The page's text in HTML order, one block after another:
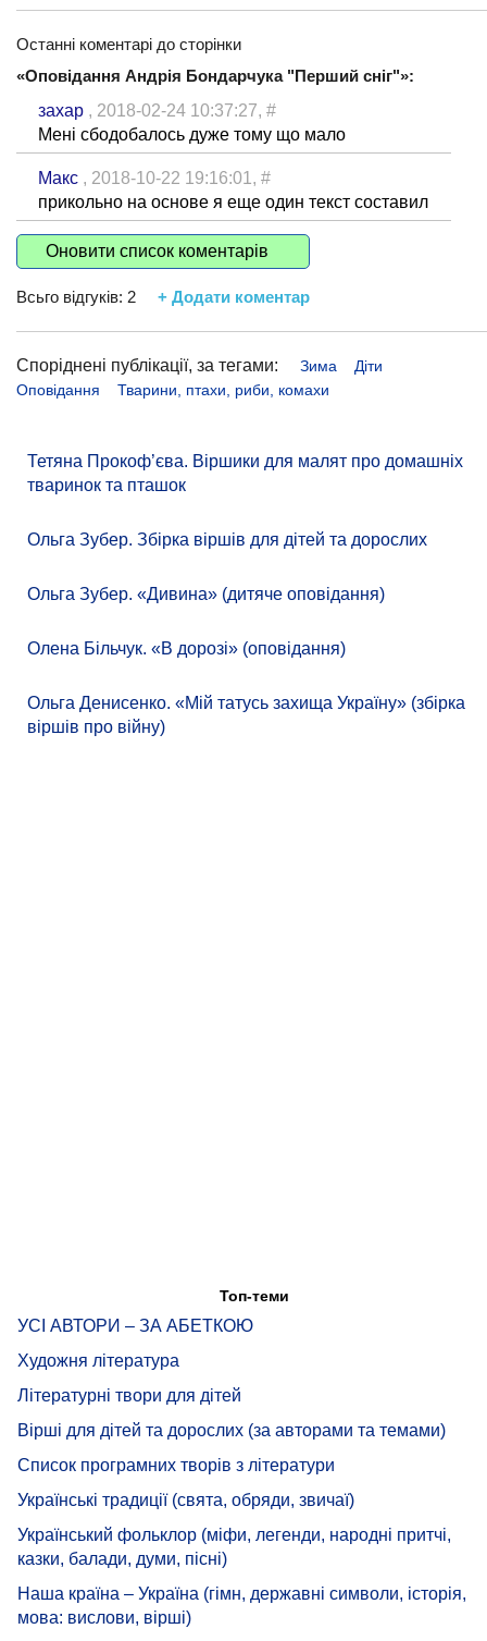
Останні коментарі до сторінки
«Оповідання Андрія Бондарчука "Перший сніг"»:
захар , 2018-02-24 10:37:27, #
Мені сбодобалось дуже тому що мало
Макс , 2018-10-22 19:16:01, #
прикольно на основе я еще один текст составил
Оновити список коментарів
Всьго відгуків: 2 + Додати коментар
Споріднені публікації, за тегами: Зима
Діти
Оповідання
Тварини, птахи, риби, комахи
Тетяна Прокоф’єва. Віршики для малят про домашніх
тваринок та пташок
Ольга Зубер. Збірка віршів для дітей та дорослих
Ольга Зубер. «Дивина» (дитяче оповідання)
Олена Більчук. «В дорозі» (оповідання)
Ольга Денисенко. «Мій татусь захища Україну» (збірка
віршів про війну)
Топ-теми
УСІ АВТОРИ – ЗА АБЕТКОЮ
Художня література
Літературні твори для дітей
Вірші для дітей та дорослих (за авторами та темами)
Список програмних творів з літератури
Українські традиції (свята, обряди, звичаї)
Український фольклор (міфи, легенди, народні притчі,
казки, балади, думи, пісні)
Наша країна – Україна (гімн, державні символи, історія,
мова: вислови, вірші)